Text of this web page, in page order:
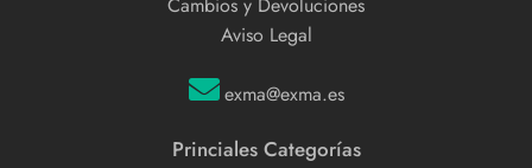
Aviso Legal
exma@exma.es
Princiales Categorías